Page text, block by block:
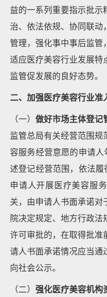
益的一系列重要指示批
治、依法依规、协同联
管理，强化事中事后监
适应医疗美容行业发展特
监管促发展的良好态势。
二、加强医疗美容行业准
（一） 做好市场主体登记
监管总局有关经营范围
容服务经营意愿的申请人
述登记经营范围，依法履
申请人开展医疗美容服
关，由申请人书面承诺
院决定规定、地方行政
许可审批的，在取得批准
请人书面承诺情况应当
向社会公示。
（二） 强化医疗美容机构